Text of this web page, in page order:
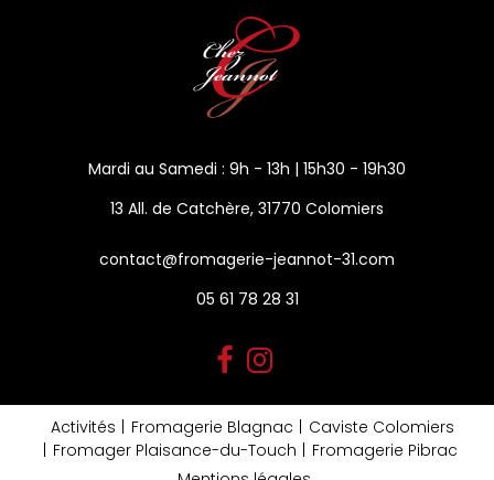
Mardi au Samedi : 9h - 13h | 15h30 - 19h30
13 All. de Catchère, 31770 Colomiers
contact@fromagerie-jeannot-31.com
05 61 78 28 31
Activités Fromagerie Blagnac
Caviste Colomiers
Fromager Plaisance-du-Touch
Fromagerie Pibrac